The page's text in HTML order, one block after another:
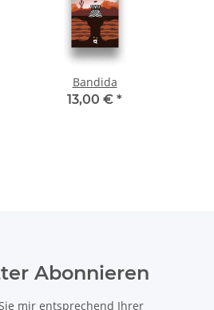
Bandida
13,00 € *
Abonnieren
mir entsprechend Ihrer